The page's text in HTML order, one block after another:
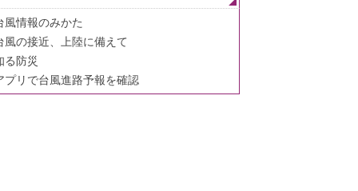
風情報のみかた
風の接近、上陸に備えて
る防災
プリで台風進路予報を確認